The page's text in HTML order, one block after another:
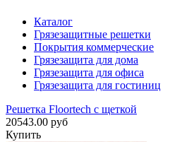
Каталог
Грязезащитные решетки
Покрытия коммерческие
Грязезащита для дома
Грязезащита для офиса
Грязезащита для гостиниц
Решетка Floortech с щеткой
20543.00 руб
Купить